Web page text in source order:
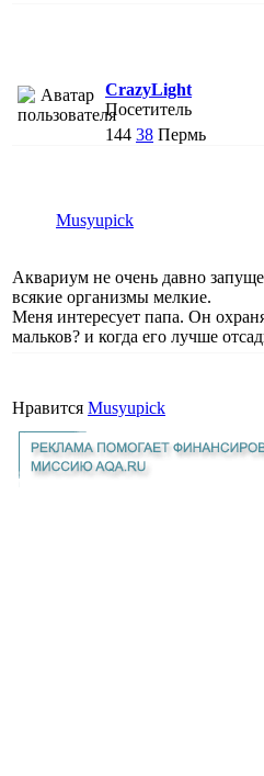
CrazyLight
Посетитель
144 38 Пермь
Musyupick
Аквариум не очень давно
всякие организмы мелкие.
Меня интересует папа. Он
мальков? и когда его лучше
Нравится Musyupick